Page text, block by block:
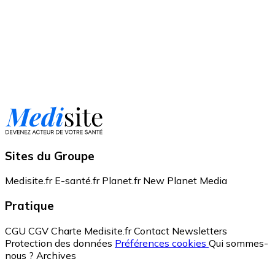
Sites du Groupe
Medisite.fr E-santé.fr Planet.fr New Planet Media
Pratique
CGU CGV Charte Medisite.fr Contact Newsletters
Protection des données Préférences cookies Qui sommes-
nous ? Archives